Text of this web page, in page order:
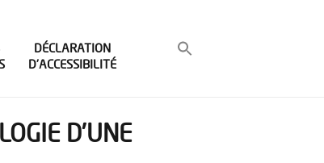
DÉCLARATION
D’ACCESSIBILITÉ
D’UNE